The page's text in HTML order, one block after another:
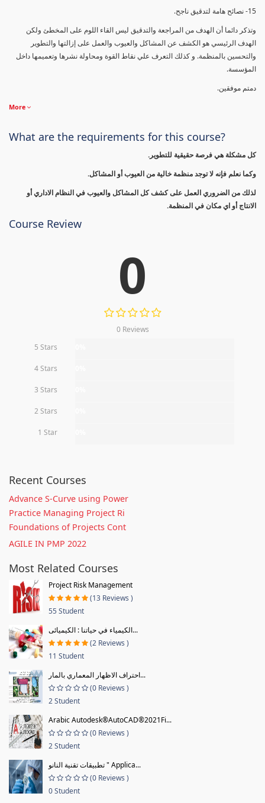
15- نصائح هامة لتدقيق ناجح.
وتذكر دائما أن الهدف من المراجعة والتدقيق ليس القاء اللوم على المخطئ ولكن
الهدف الرئيسي هو الكشف عن المشاكل والعيوب والعمل على إزالتها والتطوير
والتحسين بالمنظمة. و كذلك التعرف علي نقاط القوة ومحاولة نشرها وتعميمها داخل
المؤسسة.
دمتم موفقين.
More
What are the requirements for this course?
كل مشكلة هي فرصة حقيقية للتطوير.
وكما نعلم فإنه لا توجد منظمة خالية من العيوب أو المشاكل.
لذلك من الضروري العمل على كشف كل المشاكل والعيوب في النظام الاداري أو
الانتاج أو اي مكان في المنظمة.
Course Review
0
0 Reviews
5 Stars
4 Stars
3 Stars
2 Stars
1 Star
Recent Courses
Advance S-Curve using Power
Practice Managing Project Ri
Foundations of Projects Cont
AGILE IN PMP 2022
Most Related Courses
Project Risk Management
(13 Reviews )
55 Student
الكيمياء في حياتنا : الكيميائى...
(2 Reviews )
11 Student
احتراف الاظهار المعماري بالمار...
(0 Reviews )
2 Student
Arabic Autodesk®AutoCAD®2021Fi...
(0 Reviews )
2 Student
تطبيقات تقنية النانو " Applica...
(0 Reviews )
0 Student